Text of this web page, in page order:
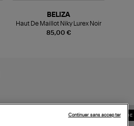
85,00 €
BELIZA
Haut De Maillot Niky Lurex Noir
MADE
Continuer sans accepter